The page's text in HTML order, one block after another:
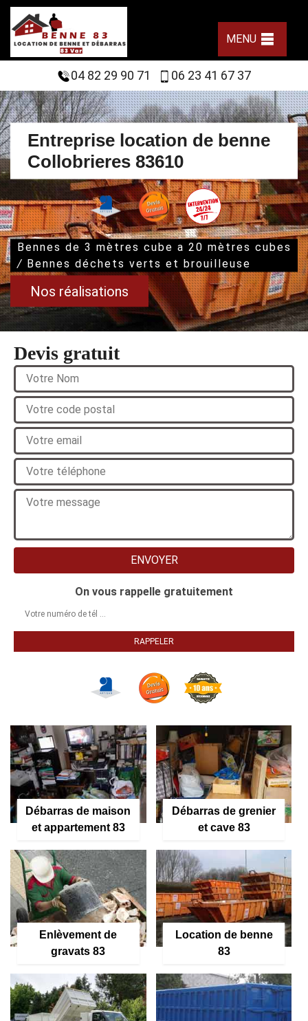
MENU
04 82 29 90 71 06 23 41 67 37
Entreprise location de benne
Collobrieres 83610
Bennes de 3 mètres cube a 20 mètres cubes
/ Bennes déchets verts et brouilleuse
Nos réalisations
Devis gratuit
On vous rappelle gratuitement
Débarras de maison
et appartement 83
Débarras de grenier
et cave 83
Enlèvement de
gravats 83
Location de benne
83